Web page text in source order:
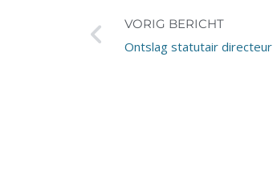
VORIG BERICHT
Ontslag statutair directeur